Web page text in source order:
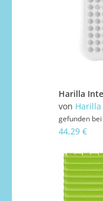
von Harilla
gefunden bei
44,29 €